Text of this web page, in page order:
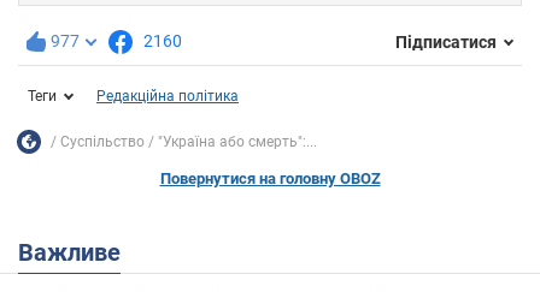
977 2160 Підписатися
Теги Редакційна політика
Суспільство "Україна або смерть":...
Повернутися на головну OBOZ
Важливе